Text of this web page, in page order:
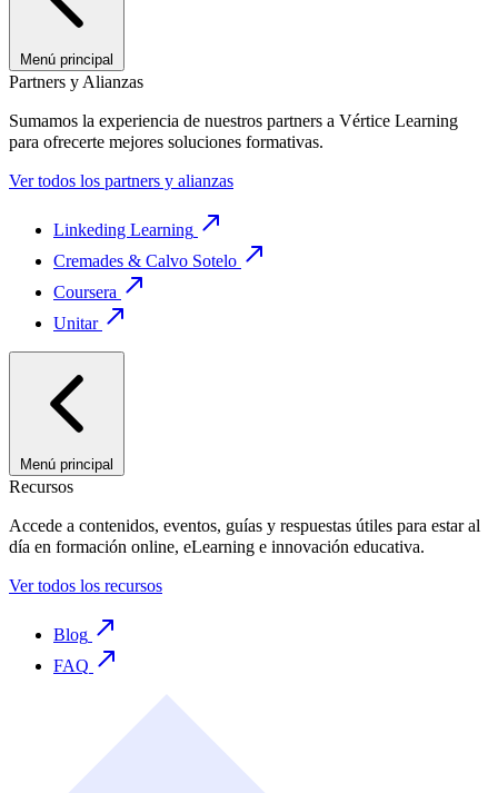
Menú principal
Partners y Alianzas
Sumamos la experiencia de nuestros partners a Vértice Learning
para ofrecerte mejores soluciones formativas.
Ver todos los partners y alianzas
Linkeding Learning
Cremades & Calvo Sotelo
Coursera
Unitar
Menú principal
Recursos
Accede a contenidos, eventos, guías y respuestas útiles para estar al
día en formación online, eLearning e innovación educativa.
Ver todos los recursos
Blog
FAQ